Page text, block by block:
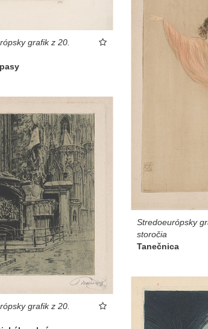
grafik z 20.
Stredoeurópsky
storočia
Tanečnica
grafik z 20.